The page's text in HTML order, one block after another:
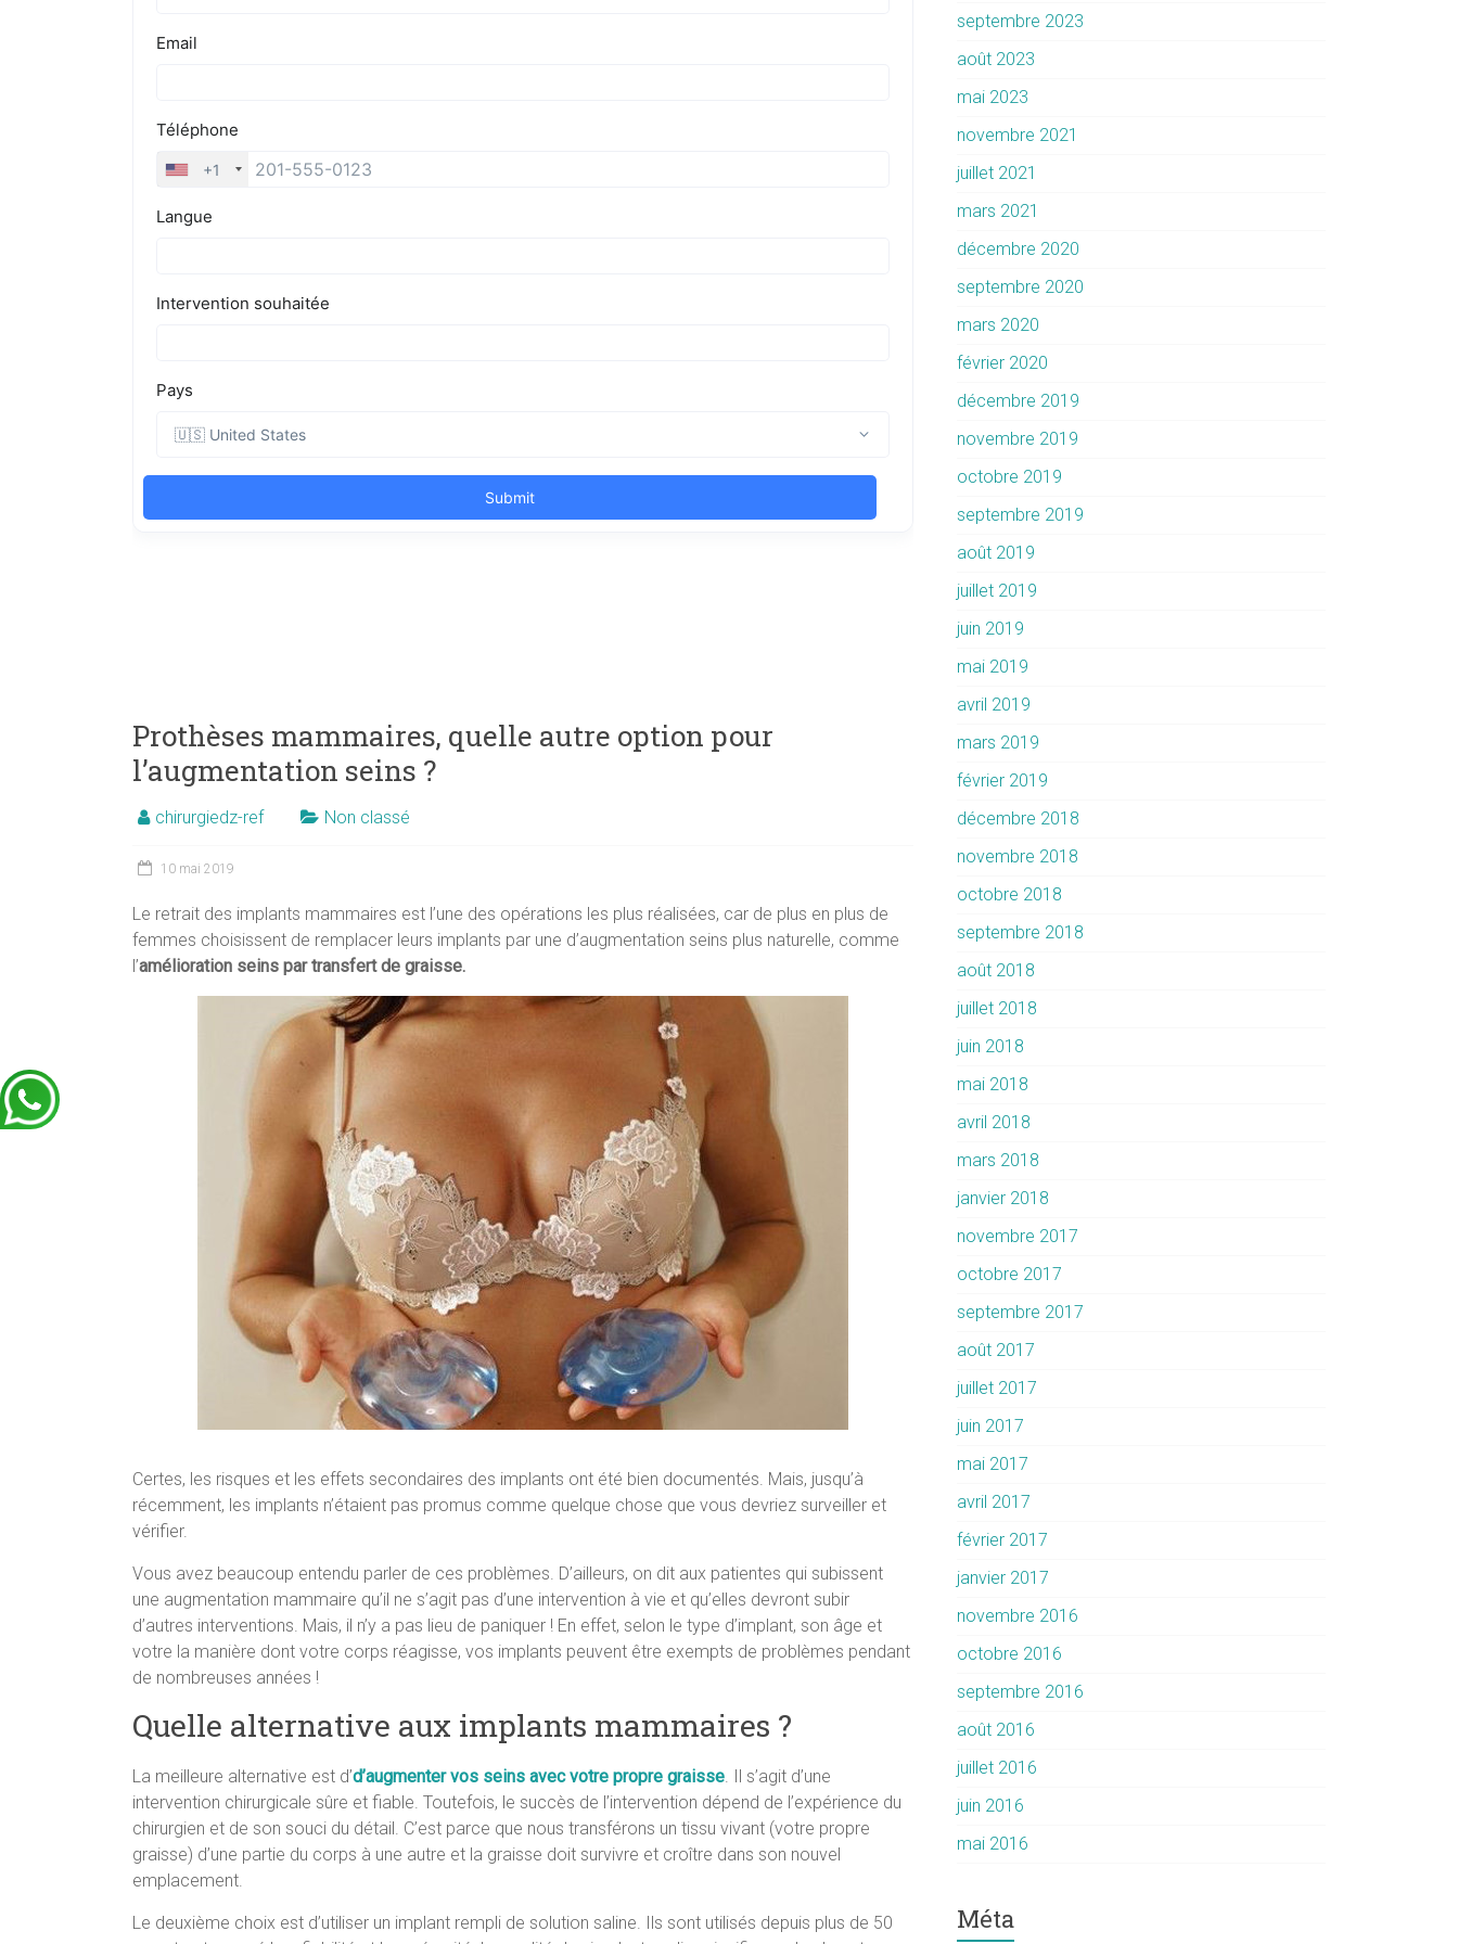
Prothèses mammaires, quelle autre option pour
l’augmentation seins ?
chirurgiedz-ref Non classé
10 mai 2019
Le retrait des implants mammaires est l’une des opérations les plus réalisées, car de plus en plus de
femmes choisissent de remplacer leurs implants par une d’augmentation seins plus naturelle, comme
l’amélioration seins par transfert de graisse.
Certes, les risques et les effets secondaires des implants ont été bien documentés. Mais, jusqu’à
récemment, les implants n’étaient pas promus comme quelque chose que vous devriez surveiller et
vérifier.
Vous avez beaucoup entendu parler de ces problèmes. D’ailleurs, on dit aux patientes qui subissent
une augmentation mammaire qu’il ne s’agit pas d’une intervention à vie et qu’elles devront subir
d’autres interventions. Mais, il n’y a pas lieu de paniquer ! En effet, selon le type d’implant, son âge et
votre la manière dont votre corps réagisse, vos implants peuvent être exempts de problèmes pendant
de nombreuses années !
Quelle alternative aux implants mammaires ?
La meilleure alternative est d’d’augmenter vos seins avec votre propre graisse. Il s’agit d’une
intervention chirurgicale sûre et fiable. Toutefois, le succès de l’intervention dépend de l’expérience du
chirurgien et de son souci du détail. C’est parce que nous transférons un tissu vivant (votre propre
graisse) d’une partie du corps à une autre et la graisse doit survivre et croître dans son nouvel
emplacement.
Le deuxième choix est d’utiliser un implant rempli de solution saline. Ils sont utilisés depuis plus de 50
septembre 2023
août 2023
mai 2023
novembre 2021
juillet 2021
mars 2021
décembre 2020
septembre 2020
mars 2020
février 2020
décembre 2019
novembre 2019
octobre 2019
septembre 2019
août 2019
juillet 2019
juin 2019
mai 2019
avril 2019
mars 2019
février 2019
décembre 2018
novembre 2018
octobre 2018
septembre 2018
août 2018
juillet 2018
juin 2018
mai 2018
avril 2018
mars 2018
janvier 2018
novembre 2017
octobre 2017
septembre 2017
août 2017
juillet 2017
juin 2017
mai 2017
avril 2017
février 2017
janvier 2017
novembre 2016
octobre 2016
septembre 2016
août 2016
juillet 2016
juin 2016
mai 2016
Méta